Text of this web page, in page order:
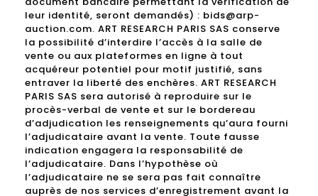
leur identité, seront demandés) : bids@arp-
auction.com. ART RESEARCH PARIS SAS conserve
la possibilité d’interdire l’accès à la salle de
vente ou aux plateformes en ligne à tout
acquéreur potentiel pour motif justifié, sans
entraver la liberté des enchères. ART RESEARCH
PARIS SAS sera autorisé à reproduire sur le
procès-verbal de vente et sur le bordereau
d’adjudication les renseignements qu’aura fourni
l’adjudicataire avant la vente. Toute fausse
indication engagera la responsabilité de
l’adjudicataire. Dans l’hypothèse où
l’adjudicataire ne se sera pas fait connaître
auprès de nos services d’enregistrement avant la